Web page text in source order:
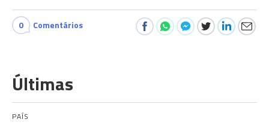
0 Comentários
Últimas
PAÍS